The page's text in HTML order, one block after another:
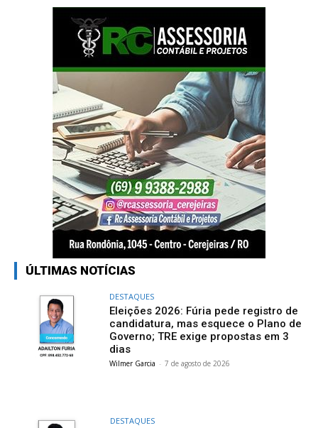
ÚLTIMAS NOTÍCIAS
DESTAQUES
Eleições 2026: Fúria pede registro de
candidatura, mas esquece o Plano de
Governo; TRE exige propostas em 3
dias
Wilmer Garcia - 7 de agosto de 2026
DESTAQUES